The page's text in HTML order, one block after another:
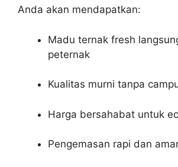
Anda akan mendapatkan:
Madu ternak fresh
peternak
Kualitas murni tanpa
Harga bersahabat untuk
Pengemasan rapi dan